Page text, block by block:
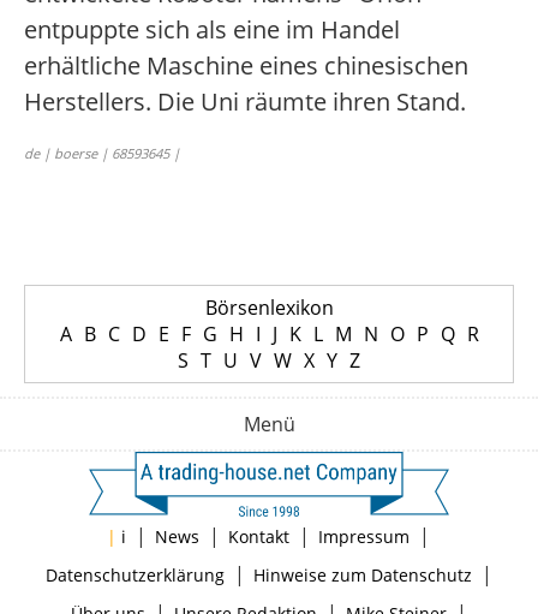
entpuppte sich als eine im Handel
erhältliche Maschine eines chinesischen
Herstellers. Die Uni räumte ihren Stand.
de | boerse | 68593645 |
Börsenlexikon
A B C D E F G H I J K L M N O P Q R
S T U V W X Y Z
Menü
| i | News | Kontakt | Impressum |
Datenschutzerklärung| Hinweise zum Datenschutz |